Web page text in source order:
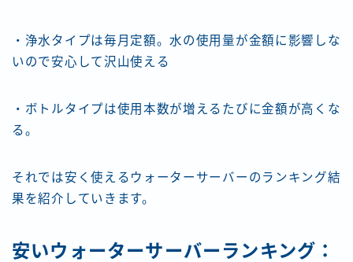
・浄水タイプは毎月定額。水の使用量が金額に影響しな
いので安心して沢山使える
・ボトルタイプは使用本数が増えるたびに金額が高くな
る。
それでは安く使えるウォーターサーバーのランキング結
果を紹介していきます。
安いウォーターサーバーランキング：